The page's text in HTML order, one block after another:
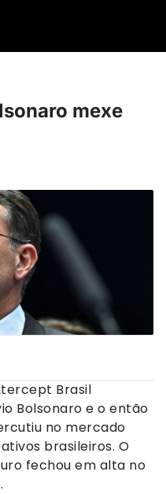
mexe
Brasil
Bolsonaro e o então
no mercado
brasileiros. O
fechou em alta no